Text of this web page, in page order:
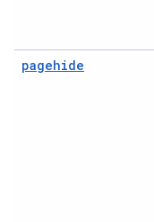
pagehide